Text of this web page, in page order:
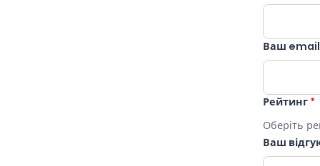
Ваш email
Рейтинг *
Оберіть
Ваш